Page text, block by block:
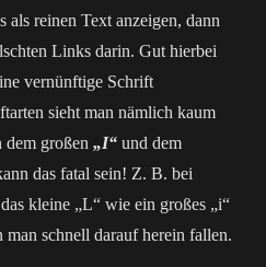
reinen Text anzeigen, dann
Links darin. Gut hierbei
vernünftige Schrift
sieht man nämlich kaum
dem großen „I“ und dem
das fatal sein! Z. B. bei
kleine „L“ wie ein großes „i“
man schnell darauf herein fallen.